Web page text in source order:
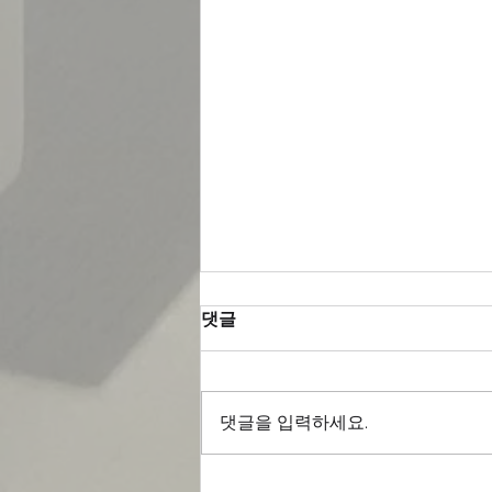
댓글
댓글을 입력하세요.